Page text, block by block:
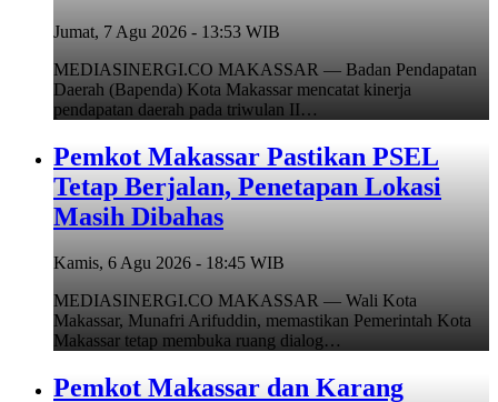
Jumat, 7 Agu 2026 - 13:53 WIB
MEDIASINERGI.CO MAKASSAR — Badan Pendapatan
Daerah (Bapenda) Kota Makassar mencatat kinerja
pendapatan daerah pada triwulan II…
Pemkot Makassar Pastikan PSEL
Tetap Berjalan, Penetapan Lokasi
Masih Dibahas
Kamis, 6 Agu 2026 - 18:45 WIB
MEDIASINERGI.CO MAKASSAR — Wali Kota
Makassar, Munafri Arifuddin, memastikan Pemerintah Kota
Makassar tetap membuka ruang dialog…
Pemkot Makassar dan Karang